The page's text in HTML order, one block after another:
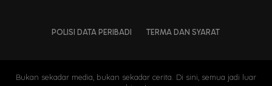
POLISI DATA PERIBADI TERMA DAN SYARAT
Bukan sekadar media, bukan sekadar cerita. Di sini, semua jadi luar